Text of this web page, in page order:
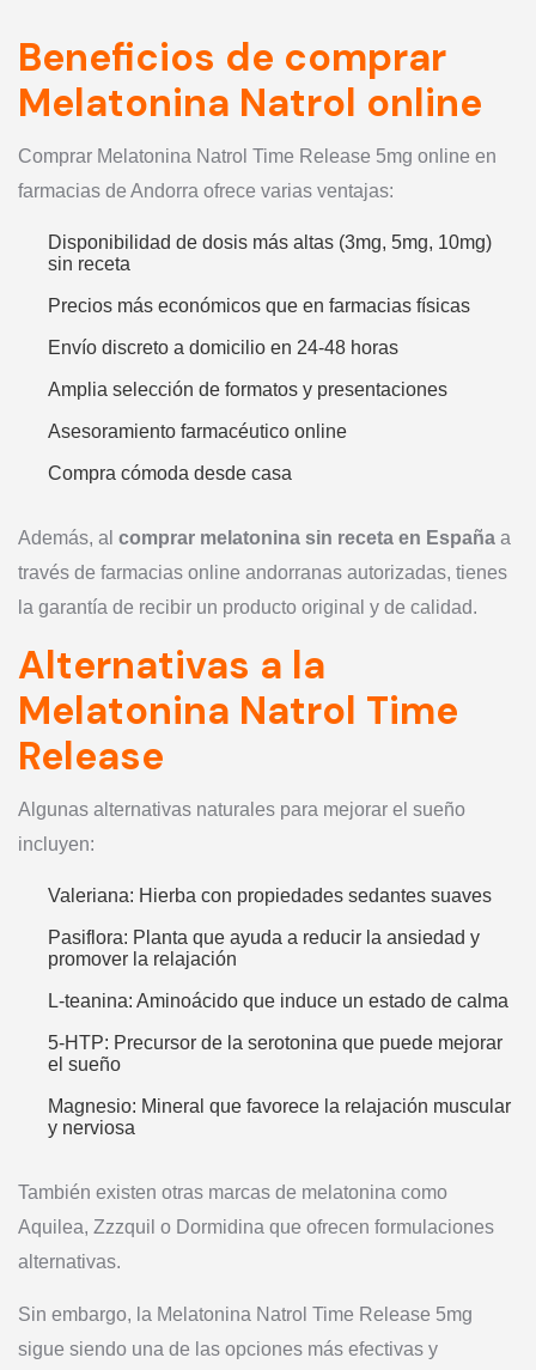
Beneficios de comprar
Melatonina Natrol online
Comprar Melatonina Natrol Time Release 5mg online en
farmacias de Andorra ofrece varias ventajas:
Disponibilidad de dosis más altas (3mg, 5mg, 10mg)
sin receta
Precios más económicos que en farmacias físicas
Envío discreto a domicilio en 24-48 horas
Amplia selección de formatos y presentaciones
Asesoramiento farmacéutico online
Compra cómoda desde casa
Además, al comprar melatonina sin receta en España a
través de farmacias online andorranas autorizadas, tienes
la garantía de recibir un producto original y de calidad.
Alternativas a la
Melatonina Natrol Time
Release
Algunas alternativas naturales para mejorar el sueño
incluyen:
Valeriana: Hierba con propiedades sedantes suaves
Pasiflora: Planta que ayuda a reducir la ansiedad y
promover la relajación
L-teanina: Aminoácido que induce un estado de calma
5-HTP: Precursor de la serotonina que puede mejorar
el sueño
Magnesio: Mineral que favorece la relajación muscular
y nerviosa
También existen otras marcas de melatonina como
Aquilea, Zzzquil o Dormidina que ofrecen formulaciones
alternativas.
Sin embargo, la Melatonina Natrol Time Release 5mg
sigue siendo una de las opciones más efectivas y